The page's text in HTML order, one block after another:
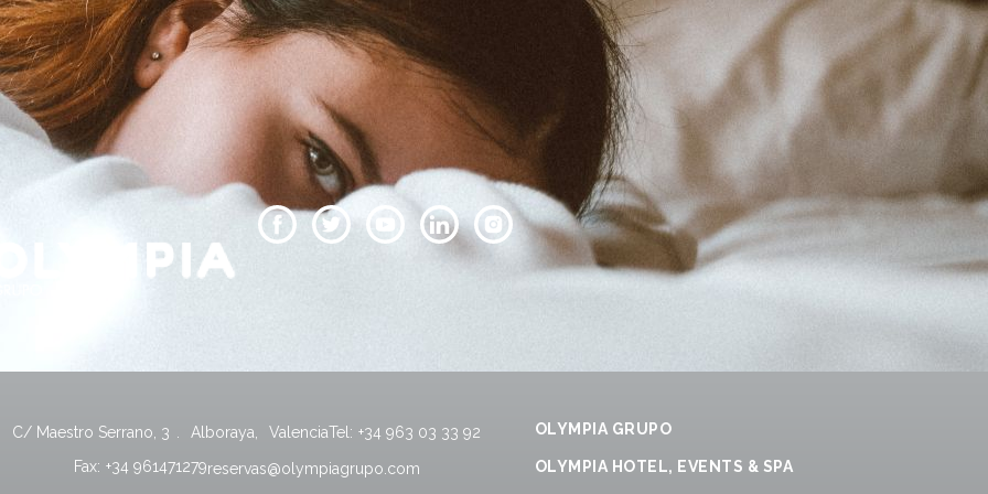
C/ Maestro Serrano, 3 . Alboraya, ValenciaTel: +34 963 03 33 92
Fax: +34 961471279reservas@olympiagrupo.com
OLYMPIA GRUPO
OLYMPIA HOTEL, EVENTS & SPA